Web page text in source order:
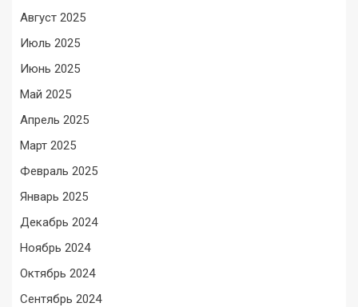
Август 2025
Июль 2025
Июнь 2025
Май 2025
Апрель 2025
Март 2025
Февраль 2025
Январь 2025
Декабрь 2024
Ноябрь 2024
Октябрь 2024
Сентябрь 2024